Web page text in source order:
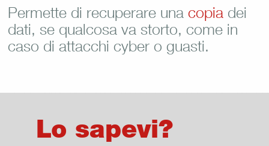
Permette di recuperare una copia dei
dati, se qualcosa va storto, come in
caso di attacchi cyber o guasti.
Lo sapevi?